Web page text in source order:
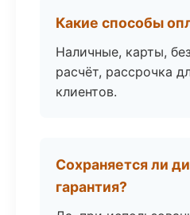
Какие способы
Наличные, карты,
расчёт, рассрочка
клиентов.
Сохраняется ли
гарантия?